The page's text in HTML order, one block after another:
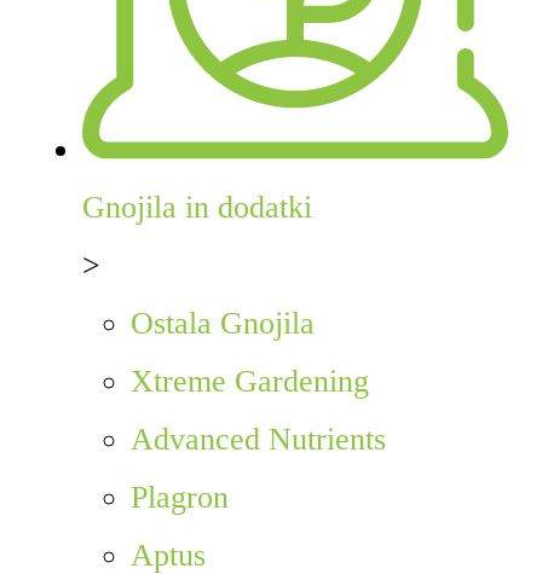
Gnojila in dodatki
>
Ostala Gnojila
Xtreme Gardening
Advanced Nutrients
Plagron
Aptus